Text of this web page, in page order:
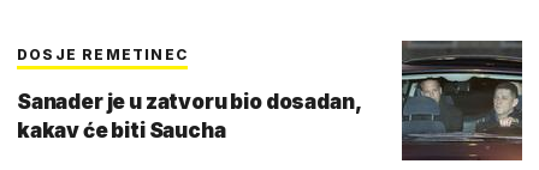
DOSJE REMETINEC
Sanader je u zatvoru bio dosadan,
kakav će biti Saucha